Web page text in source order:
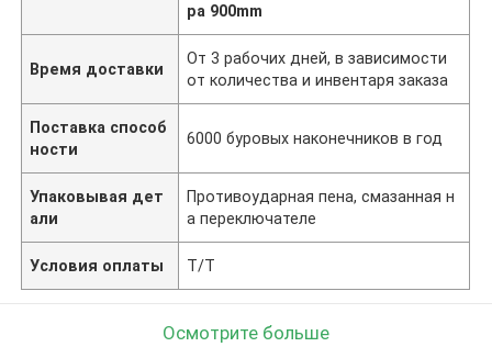
ра 900mm
Время доставки
От 3 рабочих дней, в зависимости
от количества и инвентаря заказа
Поставка способ
ности
6000 буровых наконечников в год
Упаковывая дет
али
Противоударная пена, смазанная н
а переключателе
Условия оплаты T/T
Осмотрите больше